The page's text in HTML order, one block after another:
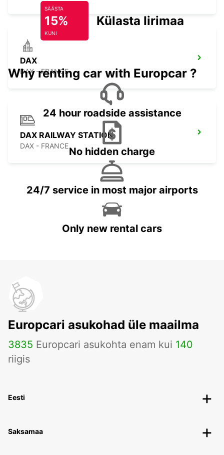
DAX
DAX - FRANCE
DAX RAILWAY STATION
DAX - FRANCE
SÄÄSTA
15%
KUNI
Külasta Iirimaad
Why renting car with Europcar ?
24 hour roadside assistance
No hidden charge
24/7 service in most major airports
Only new rental cars
Europcari asukohad üle maailma
3835 Europcari asukohta enam kui 140
riigis
Eesti
Saksamaa